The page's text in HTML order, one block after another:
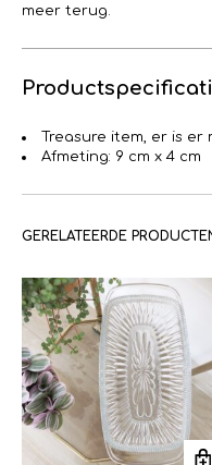
meer terug.
Treasure item, er is er
Afmeting: 9 cm x 4 cm
GERELATEERDE